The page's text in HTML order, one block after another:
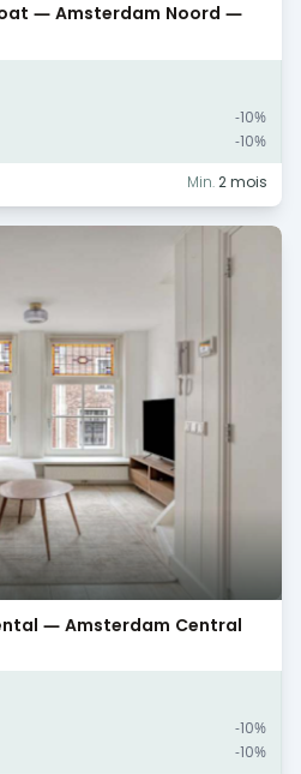
— Amsterdam Noord —
-10%
-10%
Min.2 mois
— Amsterdam Central
-10%
-10%